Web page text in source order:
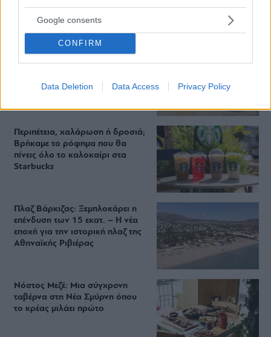
Google consents
CONFIRM
Data Deletion Data Access Privacy Policy
Staks: Πώς μια cool καντίνα προσγειώθηκε (και
ρίζωσε) σε ένα αθέατο οικόπεδο στην Ανάβυσσο
Από brunch μέχρι δείπνο δίπλα
Περιπέτεια, χαλάρωση ή δροσιά;
Βρήκαμε το ρόφημα που θα
πίνεις όλο το καλοκαίρι στα
Starbucks
Πλαζ Βάρκιζας: Ξεμπλοκάρει η
επένδυση των 15 εκατ. – Η νέα
εποχή για την ιστορική πλαζ της
Αθηναϊκής Ριβιέρας
Νόστος Μεζέ: Μια σύγχρονη
ταβέρνα στη Νέα Σμύρνη όπου
το κρέας μιλάει πρώτο